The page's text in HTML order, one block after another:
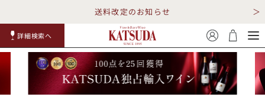
送料改定のお知らせ
詳細検索へ
白ワイ
ン ング ン
RP100
点